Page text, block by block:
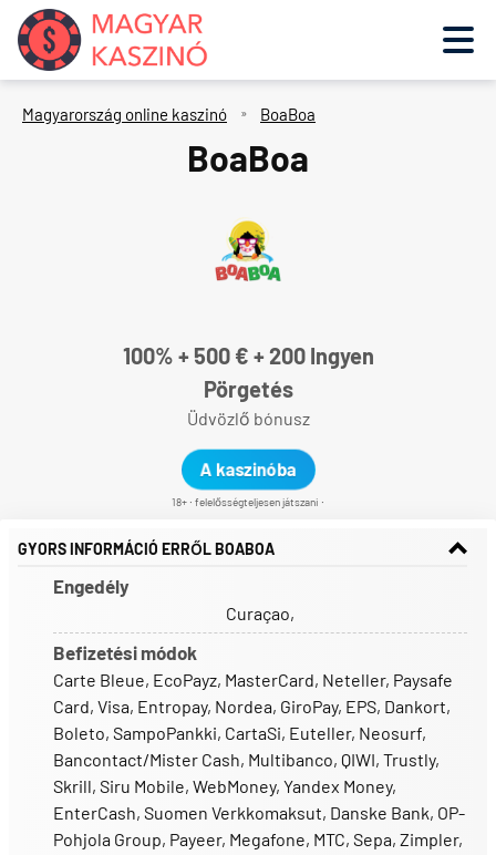
Ugrás
tartalomra
Magyarország online kaszinó » BoaBoa
BoaBoa
100% + 500 € + 200 Ingyen
Pörgetés
Üdvözlő bónusz
A kaszinóba
18+ ∙ felelősségteljesen játszani ∙
GYORS INFORMÁCIÓ ERRŐL BOABOA
Engedély
Curaçao,
Befizetési módok
Carte Bleue, EcoPayz, MasterCard, Neteller, Paysafe
Card, Visa, Entropay, Nordea, GiroPay, EPS, Dankort,
Boleto, SampoPankki, CartaSi, Euteller, Neosurf,
Bancontact/Mister Cash, Multibanco, QIWI, Trustly,
Skrill, Siru Mobile, WebMoney, Yandex Money,
EnterCash, Suomen Verkkomaksut, Danske Bank, OP-
Pohjola Group, Payeer, Megafone, MTC, Sepa, Zimpler,